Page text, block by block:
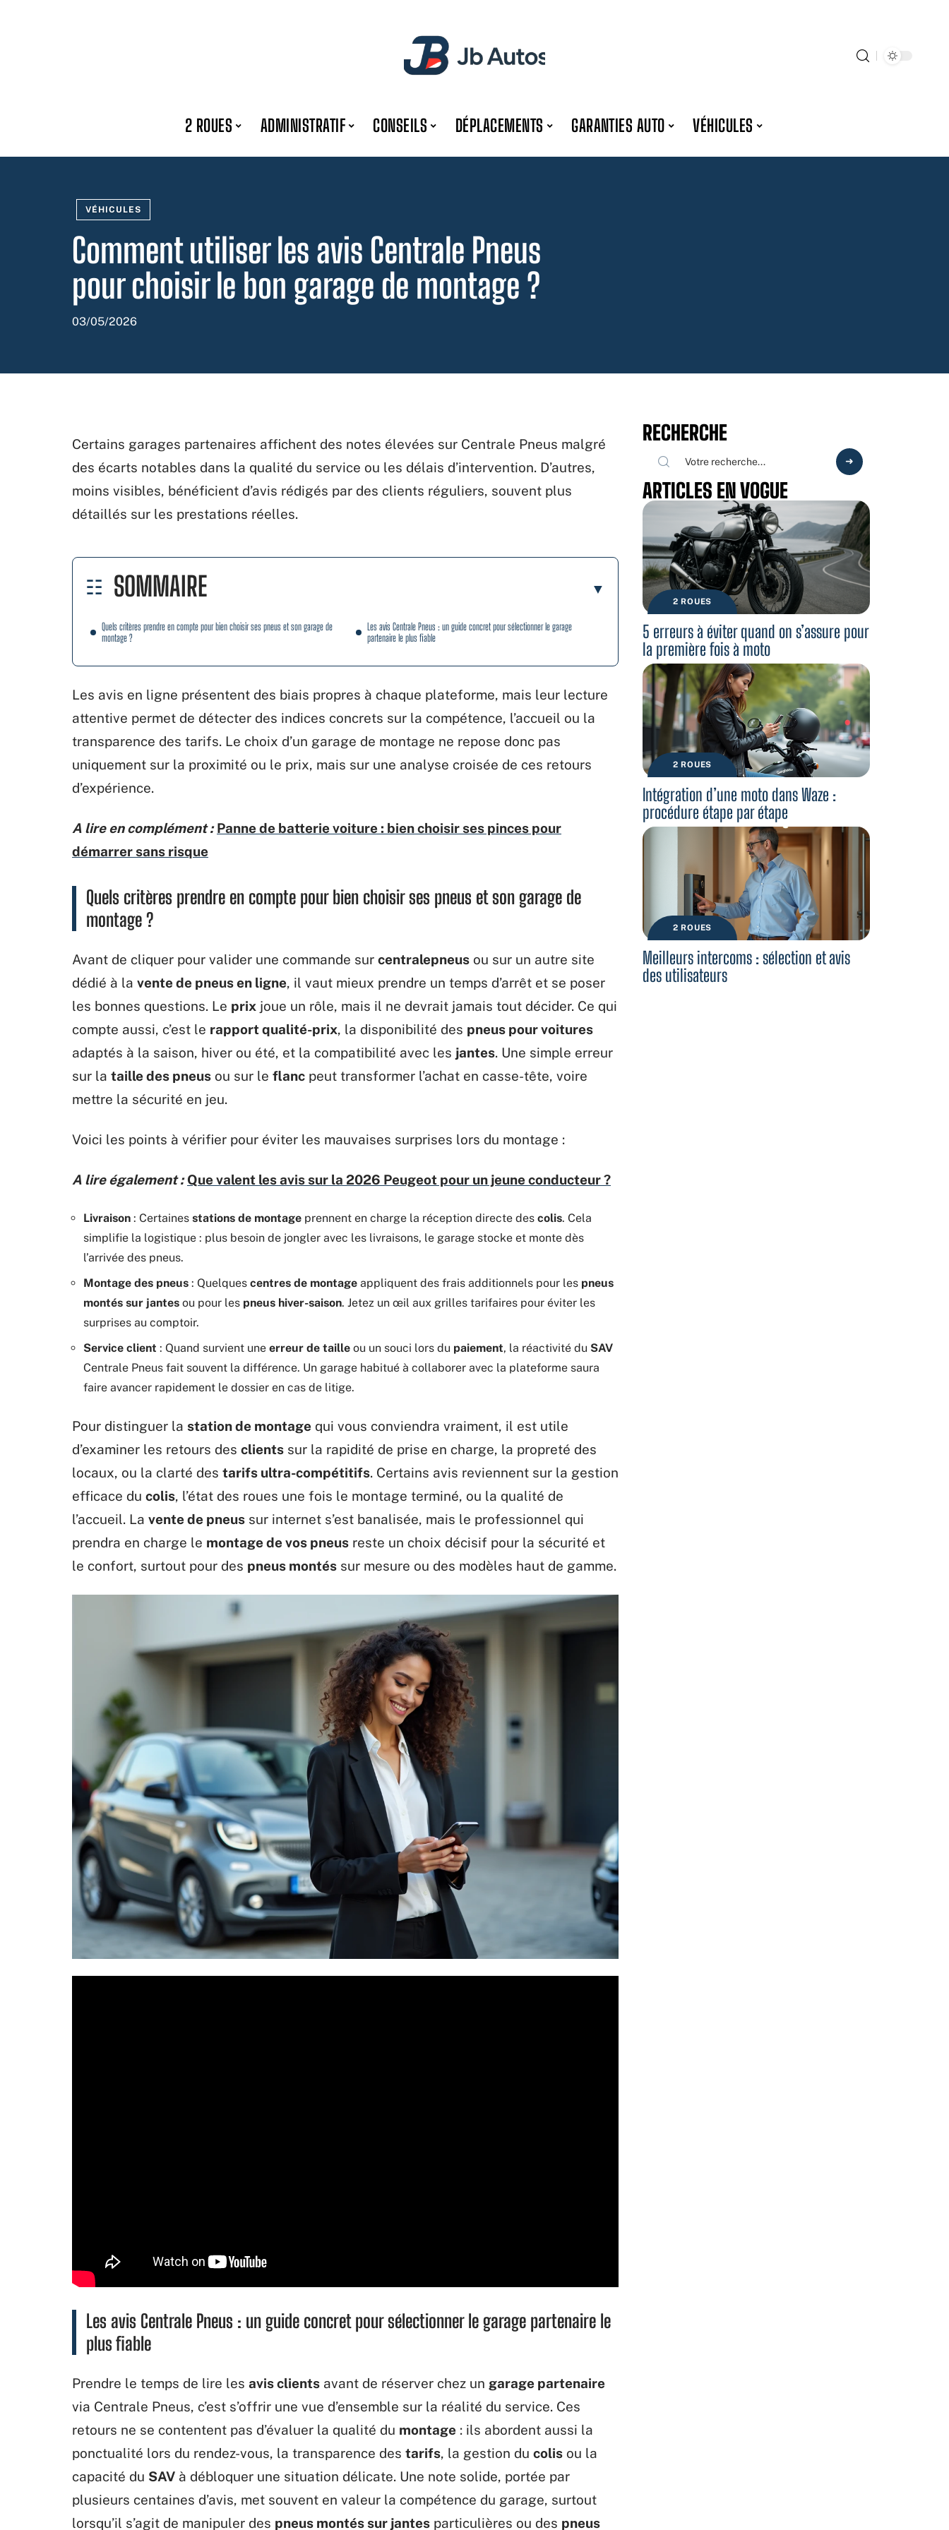
2 ROUES ADMINISTRATIF CONSEILS DÉPLACEMENTS GARANTIES AUTO VÉHICULES
VÉHICULES
Comment utiliser les avis Centrale Pneus
pour choisir le bon garage de montage ?
03/05/2026
Certains garages partenaires affichent des notes élevées sur Centrale Pneus malgré
des écarts notables dans la qualité du service ou les délais d’intervention. D’autres,
moins visibles, bénéficient d’avis rédigés par des clients réguliers, souvent plus
détaillés sur les prestations réelles.
SOMMAIRE
Quels critères prendre en compte pour bien choisir ses pneus et son garage de
montage ?
Les avis Centrale Pneus : un guide concret pour sélectionner le garage
partenaire le plus fiable
Les avis en ligne présentent des biais propres à chaque plateforme, mais leur lecture
attentive permet de détecter des indices concrets sur la compétence, l’accueil ou la
transparence des tarifs. Le choix d’un garage de montage ne repose donc pas
uniquement sur la proximité ou le prix, mais sur une analyse croisée de ces retours
d’expérience.
A lire en complément : Panne de batterie voiture : bien choisir ses pinces pour
démarrer sans risque
Quels critères prendre en compte pour bien choisir ses pneus et son garage de
montage ?
Avant de cliquer pour valider une commande sur centralepneus ou sur un autre site
dédié à la vente de pneus en ligne, il vaut mieux prendre un temps d’arrêt et se poser
les bonnes questions. Le prix joue un rôle, mais il ne devrait jamais tout décider. Ce qui
compte aussi, c’est le rapport qualité-prix, la disponibilité des pneus pour voitures
adaptés à la saison, hiver ou été, et la compatibilité avec les jantes. Une simple erreur
sur la taille des pneus ou sur le flanc peut transformer l’achat en casse-tête, voire
mettre la sécurité en jeu.
Voici les points à vérifier pour éviter les mauvaises surprises lors du montage :
A lire également : Que valent les avis sur la 2026 Peugeot pour un jeune conducteur ?
Livraison : Certaines stations de montage prennent en charge la réception directe des colis. Cela
simplifie la logistique : plus besoin de jongler avec les livraisons, le garage stocke et monte dès
l’arrivée des pneus.
Montage des pneus : Quelques centres de montage appliquent des frais additionnels pour les pneus
montés sur jantes ou pour les pneus hiver-saison. Jetez un œil aux grilles tarifaires pour éviter les
surprises au comptoir.
Service client : Quand survient une erreur de taille ou un souci lors du paiement, la réactivité du SAV
Centrale Pneus fait souvent la différence. Un garage habitué à collaborer avec la plateforme saura
faire avancer rapidement le dossier en cas de litige.
Pour distinguer la station de montage qui vous conviendra vraiment, il est utile
d’examiner les retours des clients sur la rapidité de prise en charge, la propreté des
locaux, ou la clarté des tarifs ultra-compétitifs. Certains avis reviennent sur la gestion
efficace du colis, l’état des roues une fois le montage terminé, ou la qualité de
l’accueil. La vente de pneus sur internet s’est banalisée, mais le professionnel qui
prendra en charge le montage de vos pneus reste un choix décisif pour la sécurité et
le confort, surtout pour des pneus montés sur mesure ou des modèles haut de gamme.
Les avis Centrale Pneus : un guide concret pour sélectionner le garage partenaire le
plus fiable
Prendre le temps de lire les avis clients avant de réserver chez un garage partenaire
via Centrale Pneus, c’est s’offrir une vue d’ensemble sur la réalité du service. Ces
retours ne se contentent pas d’évaluer la qualité du montage : ils abordent aussi la
ponctualité lors du rendez-vous, la transparence des tarifs, la gestion du colis ou la
capacité du SAV à débloquer une situation délicate. Une note solide, portée par
plusieurs centaines d’avis, met souvent en valeur la compétence du garage, surtout
lorsqu’il s’agit de manipuler des pneus montés sur jantes particulières ou des pneus
RECHERCHE
ARTICLES EN VOGUE
2 ROUES
5 erreurs à éviter quand on s’assure pour
la première fois à moto
2 ROUES
Intégration d’une moto dans Waze :
procédure étape par étape
2 ROUES
Meilleurs intercoms : sélection et avis
des utilisateurs